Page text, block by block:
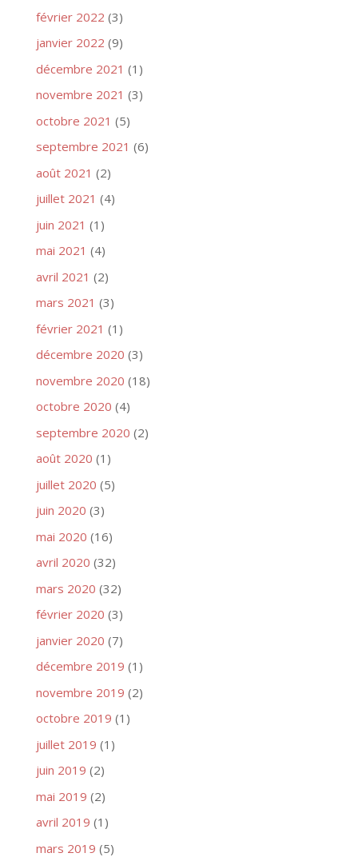
février 2022 (3)
janvier 2022 (9)
décembre 2021 (1)
novembre 2021 (3)
octobre 2021 (5)
septembre 2021 (6)
août 2021 (2)
juillet 2021 (4)
juin 2021 (1)
mai 2021 (4)
avril 2021 (2)
mars 2021 (3)
février 2021 (1)
décembre 2020 (3)
novembre 2020 (18)
octobre 2020 (4)
septembre 2020 (2)
août 2020 (1)
juillet 2020 (5)
juin 2020 (3)
mai 2020 (16)
avril 2020 (32)
mars 2020 (32)
février 2020 (3)
janvier 2020 (7)
décembre 2019 (1)
novembre 2019 (2)
octobre 2019 (1)
juillet 2019 (1)
juin 2019 (2)
mai 2019 (2)
avril 2019 (1)
mars 2019 (5)